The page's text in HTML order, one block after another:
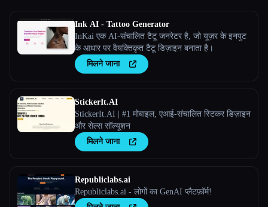
Ink AI - Tattoo Generator
InKai एक AI-संचालित टैटू जनरेटर है, जो यूज़र के इनपुट
के आधार पर वैयक्तिकृत टैटू डिज़ाइन बनाता है।
मिलने जाना
StickerIt.AI
StickerIt.AI | #1 मोबाइल, एआई-संचालित स्टिकर डिज़ाइन
और सेल्स सॉल्यूशन
मिलने जाना
Republiclabs.ai
Republiclabs.ai - लोगों का GenAI प्लैटफ़ॉर्म!